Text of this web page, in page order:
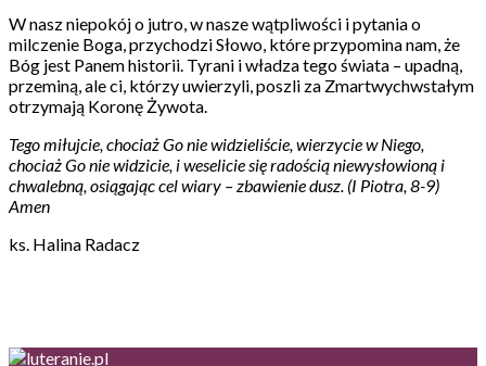
W nasz niepokój o jutro, w nasze wątpliwości i pytania o
milczenie Boga, przychodzi Słowo, które przypomina nam, że
Bóg jest Panem historii. Tyrani i władza tego świata – upadną,
przeminą, ale ci, którzy uwierzyli, poszli za Zmartwychwstałym
otrzymają Koronę Żywota.
Tego miłujcie, chociaż Go nie widzieliście, wierzycie w Niego,
chociaż Go nie widzicie, i weselicie się radością niewysłowioną i
chwalebną, osiągając cel wiary – zbawienie dusz. (I Piotra, 8-9)
Amen
ks. Halina Radacz